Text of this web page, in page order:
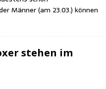
Män­ner (am 23.03.) kön­nen
ste­hen im